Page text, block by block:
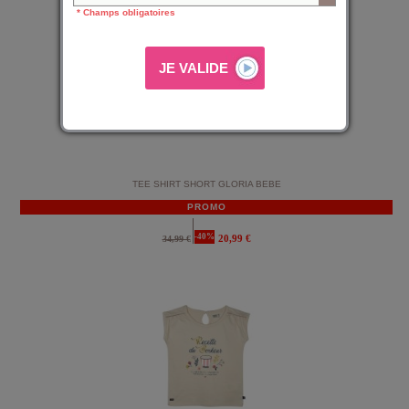
TEE SHIRT SHORT GLORIA BEBE
PROMO
34,99 € -40% 20,99 €
* Champs obligatoires